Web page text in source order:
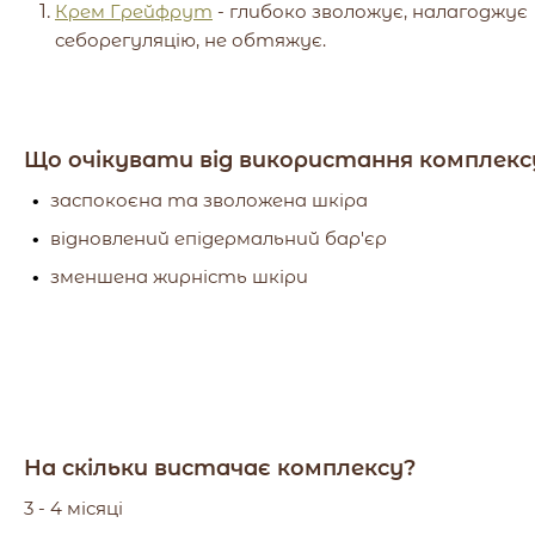
Крем Грейфрут - глибоко зволожує, налагоджує
себорегуляцію, не обтяжує.
Що очікувати від використання
заспокоєна та зволожена шкіра
відновлений епідермальний бар'єр
зменшена жирність шкіри
На скільки вистачає комплексу?
3 - 4 місяці